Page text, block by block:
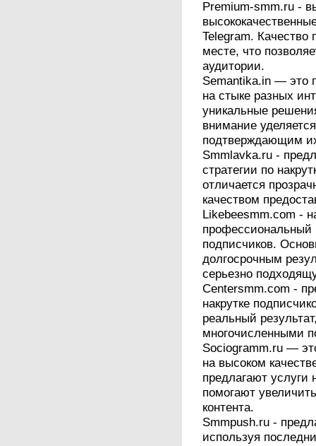
Premium-smm.ru -
Telegram. Качество
месте, что
аудитории.
Semantika.in — это
на стыке разных
уникальные
внимание
подтверждающим
Smmlavka.ru -
стратегии по
отличается
качеством
Likebeesmm.com -
профессиональный
подписчиков.
долгосрочным
серьезно
Centersmm.com -
накрутке
реальный
многочисленными
Sociogramm.ru —
на высоком
предлагают услуги
помогают
контента.
Smmpush.ru -
используя